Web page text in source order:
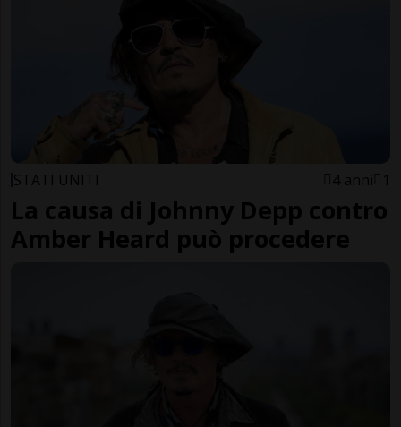
STATI UNITI 4 anni 1
La causa di Johnny Depp contro
Amber Heard può procedere